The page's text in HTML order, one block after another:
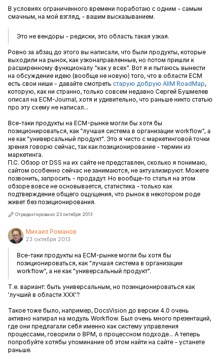
В условиях ограниченного времени поработаю с одним - самым
смачным, на мой взгляд, - вашим высказыванием.
Это не вендоры - редиски, это область такая узкая.
Ровно за абзац до этого вы написали, что были продукты, которые
выходили на рынок, как узконаправленные, но потом пришли к
расширенному функционалу "как у всех". Вот я и пытаюсь вынести
на обсуждение идею (вообще не новую) того, что в области ECM
есть свои ниши - давайте смотреть старую добрую AIIM RoadMap,
которую, как ни странно, только совсем недавно Сергей Бушмелев
описал на ECM-Journal, хотя и удивительно, что раньше никто статью
про эту схему не написал...
Все-таки продукты на ECM-рынке могли бы хотя бы
позиционироваться, как "лучшая система в организации workflow", а
не как "универсальный продукт". Это я чисто с маркетинговой точки
зрения говорю сейчас, так как позиционирование - термин из
маркетинга.
П.С. Обзор от DSS на их сайте не представлен, сколько я понимаю,
сайтом особенно сейчас не занимаются, не актуализируют. Можете
позвонить, запросить - продадут. Но вообще-то статья на этом
обзоре вовсе не основывается, статистика - только как
подтверждение общего ощущения, что рынок в некотором роде
живет без позиционирования.
Отредактировано 23 октября 2013
Михаил Романов
23 октября 2013
Все-таки продукты на ECM-рынке могли бы хотя бы
позиционироваться, как "лучшая система в организации
workflow", а не как "универсальный продукт".
Т.е. вариант: быть универсальным, но позинционироваться как
'лучший в области XXX'?
Такое тоже было, например, DocsVision до версии 4.0 очень
активно напирал на модуль Workflow. Был очень много презентаций,
где они предлагали себя именно как систему управления
процессами, говорили о BPM, о процессном подходе... А теперь
попробуйте хотябы упоминание об этом найти на сайте - устанете
раньше.